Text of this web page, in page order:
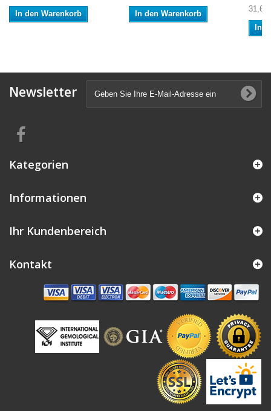
In den Warenkorb In den Warenkorb
31,60
In
Newsletter
Kategorien
Informationen
Ihr Kundenbereich
Kontakt